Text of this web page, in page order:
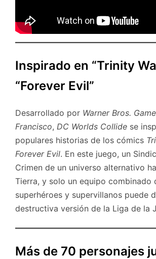
Inspirado en “Trinity
“Forever Evil”
Desarrollado por Warner Bros.
Francisco, DC Worlds Collide se
populares historias de los cómics
Forever Evil. En este juego, un
Crimen de un universo alternativo
Tierra, y solo un equipo combinado
superhéroes y supervillanos puede
destructiva versión de la Liga de la
Más de 70 personajes